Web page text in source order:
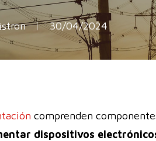
30/04/2024
comprenden
dispositivos